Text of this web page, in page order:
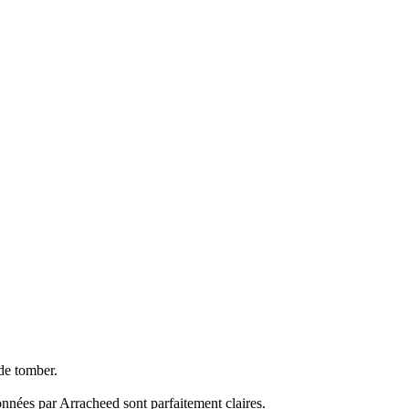
tomber.
par Arracheed sont parfaitement claires.